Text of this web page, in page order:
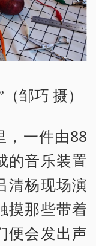
邹巧 摄）
，一件由88
的音乐装置
清杨现场演
摸那些带着
便会发出声